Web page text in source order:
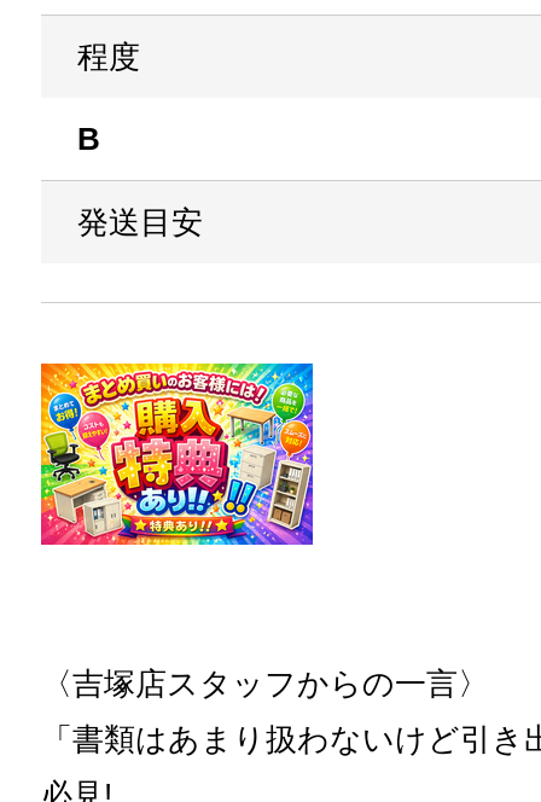
程度
B
発送目安
〈吉塚店スタッフからの一言〉
「書類はあまり扱わないけど引